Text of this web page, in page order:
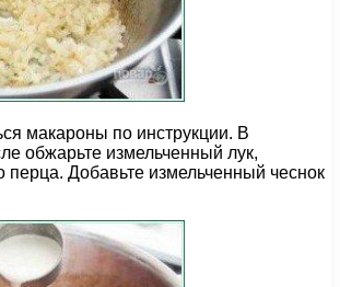
макароны по инструкции. В
обжарьте измельченный лук,
перца. Добавьте измельченный чеснок